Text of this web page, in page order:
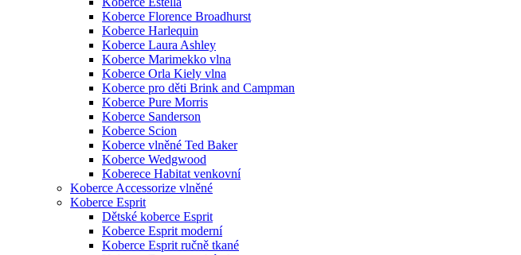
Koberce Florence Broadhurst
Koberce Harlequin
Koberce Laura Ashley
Koberce Marimekko vlna
Koberce Orla Kiely vlna
Koberce pro děti Brink and Campman
Koberce Pure Morris
Koberce Sanderson
Koberce Scion
Koberce vlněné Ted Baker
Koberce Wedgwood
Koberece Habitat venkovní
Koberce Accessorize vlněné
Koberce Esprit
Dětské koberce Esprit
Koberce Esprit moderní
Koberce Esprit ručně tkané